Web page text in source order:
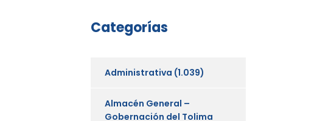
Categorías
Administrativa (1.039)
Almacén General –
Gobernación del Tolima